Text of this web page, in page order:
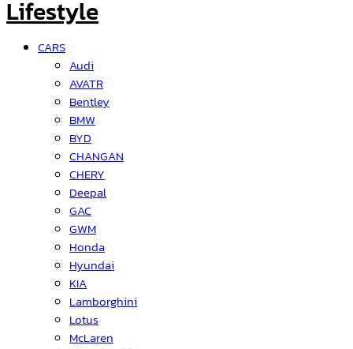
CARS
Audi
AVATR
Bentley
BMW
BYD
CHANGAN
CHERY
Deepal
GAC
GWM
Honda
Hyundai
KIA
Lamborghini
Lotus
McLaren